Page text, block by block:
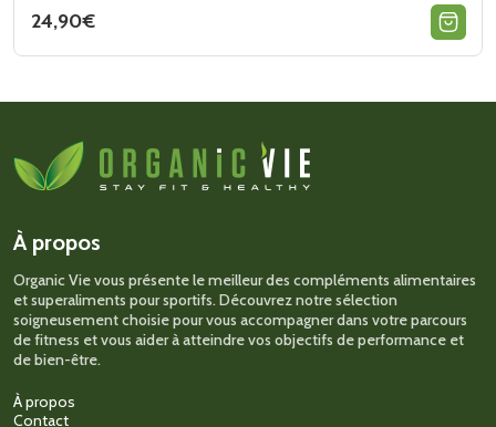
24,90€
À propos
Organic Vie vous présente le meilleur des compléments alimentaires
et superaliments pour sportifs. Découvrez notre sélection
soigneusement choisie pour vous accompagner dans votre parcours
de fitness et vous aider à atteindre vos objectifs de performance et
de bien-être.
À propos
Contact